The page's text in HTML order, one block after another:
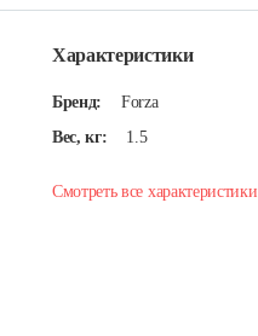
Характеристики
Бренд:
Forza
Вес, кг:
1.5
Смотреть все характеристики